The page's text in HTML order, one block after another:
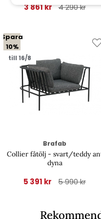
3 861 kr 4 290 kr
Spara
10%
till 16/8
Brafab
Collier fåtölj - svart/teddy
dyna
5 391 kr 5 990 kr